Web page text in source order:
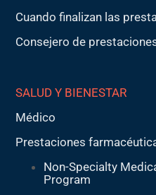
Cuando finalizan las
Consejero de
SALUD Y BIENESTAR
Médico
Prestaciones
Non-Specialty
Program